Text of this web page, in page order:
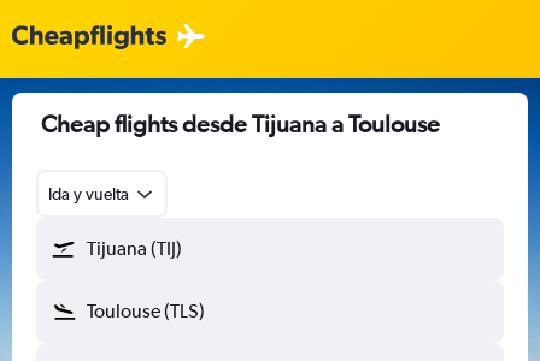
Cheap flights desde Tijuana a Toulouse
Ida y vuelta
Tijuana (TIJ)
Toulouse (TLS)